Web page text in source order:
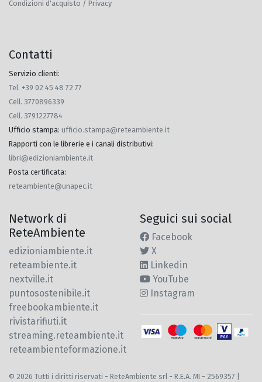
Condizioni d'acquisto / Privacy
Contatti
Servizio clienti:
Tel. +39 02 45 48 72 77
Cell. 3770896339
Cell. 3791227784
Ufficio stampa: ufficio.stampa@reteambiente.it
Rapporti con le librerie e i canali distributivi:
libri@edizioniambiente.it
Posta certificata:
reteambiente@unapec.it
Network di
ReteAmbiente
edizioniambiente.it
reteambiente.it
nextville.it
puntosostenibile.it
freebookambiente.it
rivistarifiuti.it
streaming.reteambiente.it
reteambienteformazione.it
Seguici sui social
Facebook
X
Linkedin
YouTube
Instagram
© 2026 Tutti i diritti riservati - ReteAmbiente srl - R.E.A. MI - 2569357 |